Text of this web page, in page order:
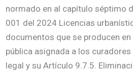
normado en al capítulo séptimo
001 del 2024 Licencias
documentos que se producen
pública asignada a los
legal y su Artículo 9.7.5.